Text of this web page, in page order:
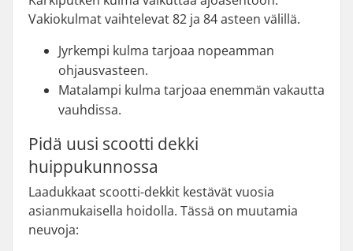
Vakiokulmat vaihtelevat 82 ja 84 asteen välillä.
Jyrkempi kulma tarjoaa nopeamman
ohjausvasteen.
Matalampi kulma tarjoaa enemmän vakautta
vauhdissa.
Pidä uusi scootti dekki
huippukunnossa
Laadukkaat scootti-dekkit kestävät vuosia
asianmukaisella hoidolla. Tässä on muutamia
neuvoja: